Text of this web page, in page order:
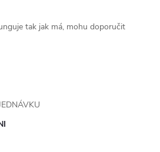
tak jak má, mohu doporučit